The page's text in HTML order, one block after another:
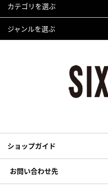
カテゴリを選ぶ
ジャンルを選ぶ
ショップガイド
お問い合わせ先